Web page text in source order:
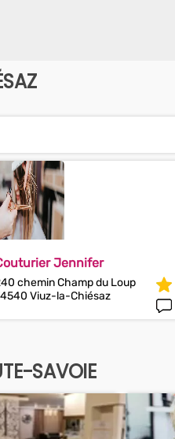
Jennifer
chemin Champ du Loup
Viuz-la-Chiésaz
SAVOIE